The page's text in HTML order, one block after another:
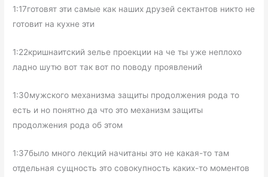
1:17готовят эти самые как наших друзей сектантов никто не
готовит на кухне эти
1:22кришнаитский зелье проекции на че ты уже неплохо
ладно шутю вот так вот по поводу проявлений
1:30мужского механизма защиты продолжения рода то
есть и но понятно да что это механизм защиты
продолжения рода об этом
1:37было много лекций начитаны это не какая-то там
отдельная сущность это совокупность каких-то моментов